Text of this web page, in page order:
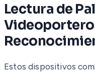
Lectura de
Estos dispositivos